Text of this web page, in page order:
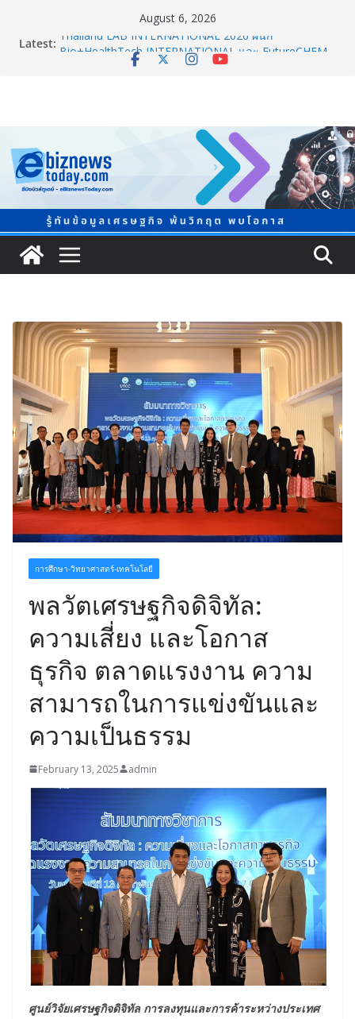
August 6, 2026
Latest: Thailand LAB INTERNATIONAL 2026 ผนึก
Bio+HealthTech INTERNATIONAL และ FutureCHEM
จัด Food & Hospitality Thailand 2026เชื่อม 4 งานใหญ่
TCMA จับมือแคนาดา ดันเทคโนโลยีดักจับคาร์บอนเครื่อง
แรกในไทย ปูทางอุตสาหกรรมปูนซีเมนต์สู่ Net Zero 2050
8.8 “ซูเลียน” รวมพลังนักธุรกิจทั่วประเทศ จัดประชุมใหญ่
แห่งปี พบ CEO “ดร.ปิยะวัฒน์” ถ่ายทอดวิสัยทัศน์ธุรกิจ
พร้อมฟรีคอนเสิร์ต “โชค รถแห่” ยกวง
สตาร์ทวันนี้ Franchise Expo Thailand & TESE 2026 พบ
ทัพธุรกิจ&แฟรนไชส์ ซัพพลายเออร์สินค้า ลดใหญ่กว่า
250 บูธ คาดเงินสะพัด 220 ลบ.
การศึกษา-วิทยาศาสตร์-เทคโนโลยี
พลวัตเศรษฐกิจดิจิทัล:
ความเสี่ยง และโอกาส
ธุรกิจ ตลาดแรงงาน ความ
สามารถในการแข่งขันและ
ความเป็นธรรม
February 13, 2025 admin
ศูนย์วิจัยเศรษฐกิจดิจิทัล การลงทุนและการค้าระหว่างประเทศ